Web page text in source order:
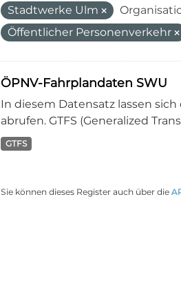
Stadtwerke Ulm
Öffentlicher Personenverkehr
ÖPNV-Fahrplandaten SWU
In diesem Datensatz lassen
abrufen. GTFS (Generalized
GTFS
Sie können dieses Register auch über die